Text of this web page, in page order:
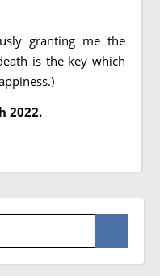
granting me the
is the key which
2022.